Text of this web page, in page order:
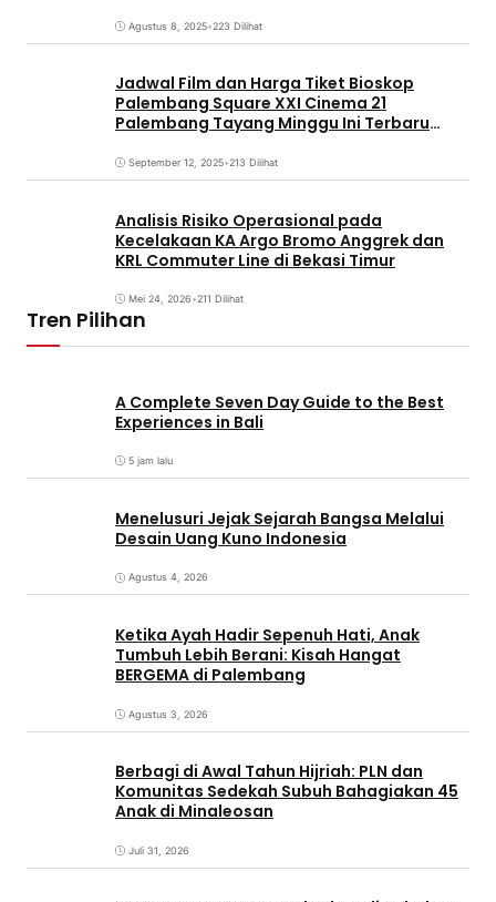
Agustus 8, 2025•223 Dilihat
Jadwal Film dan Harga Tiket Bioskop
Palembang Square XXI Cinema 21
Palembang Tayang Minggu Ini Terbaru
September 12, 2025•213 Dilihat
Analisis Risiko Operasional pada
Kecelakaan KA Argo Bromo Anggrek dan
KRL Commuter Line di Bekasi Timur
Mei 24, 2026•211 Dilihat
Tren Pilihan
A Complete Seven Day Guide to the Best
Experiences in Bali
5 jam lalu
Menelusuri Jejak Sejarah Bangsa Melalui
Desain Uang Kuno Indonesia
Agustus 4, 2026
Ketika Ayah Hadir Sepenuh Hati, Anak
Tumbuh Lebih Berani: Kisah Hangat
BERGEMA di Palembang
Agustus 3, 2026
Berbagi di Awal Tahun Hijriah: PLN dan
Komunitas Sedekah Subuh Bahagiakan 45
Anak di Minaleosan
Juli 31, 2026